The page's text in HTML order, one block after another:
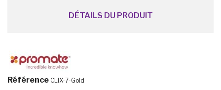
DÉTAILS DU PRODUIT
Référence CLIX-7-Gold